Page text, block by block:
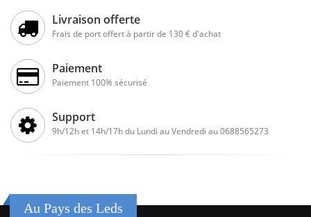
Livraison offerte
Frais de port offert à partir de 130 € d'achat
Paiement
Paiement 100% sécurisé
Support
9h/12h et 14h/17h du Lundi au Vendredi au 0688565273
Au Pays des Leds